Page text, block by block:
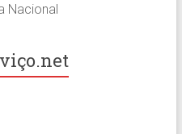
Nacional